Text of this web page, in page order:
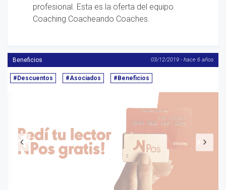
profesional. Esta es la oferta del equipo
Coaching Coacheando Coaches.
Beneficios 03/12/2019 - hace 6 años
#Descuentos #Asociados #Beneficios